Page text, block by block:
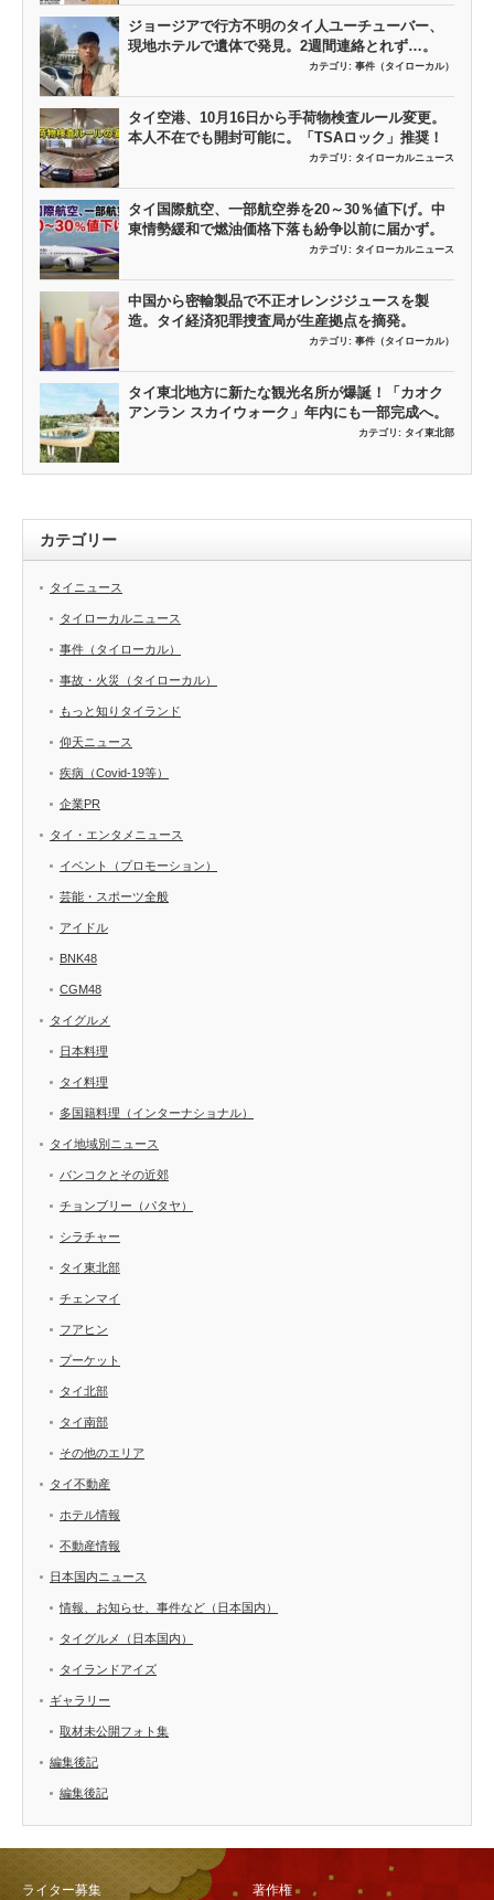
ジョージアで行方不明のタイ人ユーチューバー、
現地ホテルで遺体で発見。2週間連絡とれず…。
カテゴリ: 事件（タイローカル）
タイ空港、10月16日から手荷物検査ルール変更。
本人不在でも開封可能に。「TSAロック」推奨！
カテゴリ: タイローカルニュース
タイ国際航空、一部航空券を20～30％値下げ。中
東情勢緩和で燃油価格下落も紛争以前に届かず。
カテゴリ: タイローカルニュース
中国から密輸製品で不正オレンジジュースを製
造。タイ経済犯罪捜査局が生産拠点を摘発。
カテゴリ: 事件（タイローカル）
タイ東北地方に新たな観光名所が爆誕！「カオク
アンラン スカイウォーク」年内にも一部完成へ。
カテゴリ: タイ東北部
カテゴリー
タイニュース
タイローカルニュース
事件（タイローカル）
事故・火災（タイローカル）
もっと知りタイランド
仰天ニュース
疾病（Covid-19等）
企業PR
タイ・エンタメニュース
イベント（プロモーション）
芸能・スポーツ全般
アイドル
BNK48
CGM48
タイグルメ
日本料理
タイ料理
多国籍料理（インターナショナル）
タイ地域別ニュース
バンコクとその近郊
チョンブリー（パタヤ）
シラチャー
タイ東北部
チェンマイ
フアヒン
プーケット
タイ北部
タイ南部
その他のエリア
タイ不動産
ホテル情報
不動産情報
日本国内ニュース
情報、お知らせ、事件など（日本国内）
タイグルメ（日本国内）
タイランドアイズ
ギャラリー
取材未公開フォト集
編集後記
編集後記
ライター募集 著作権